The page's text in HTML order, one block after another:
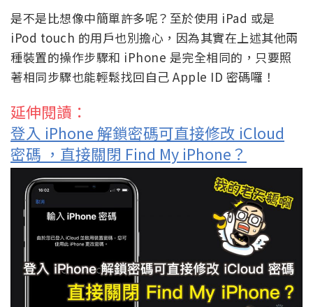
是不是比想像中簡單許多呢？至於使用 iPad 或是
iPod touch 的用戶也別擔心，因為其實在上述其他兩
種裝置的操作步驟和 iPhone 是完全相同的，只要照
著相同步驟也能輕鬆找回自己 Apple ID 密碼囉！
延伸閱讀：
登入 iPhone 解鎖密碼可直接修改 iCloud
密碼 ，直接關閉 Find My iPhone？